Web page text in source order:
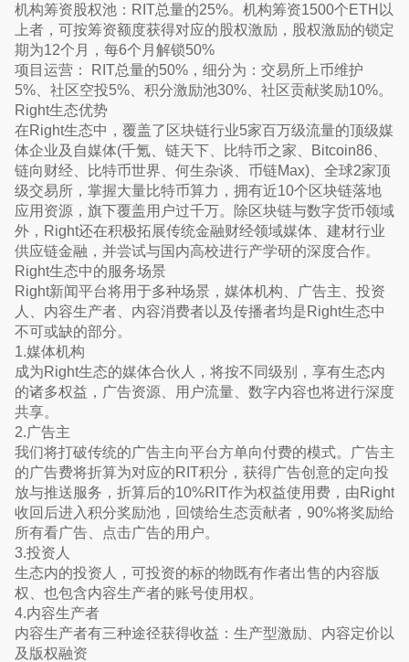
机构筹资股权池：RIT总量的25%。机构筹资1500个ETH以
上者，可按筹资额度获得对应的股权激励，股权激励的锁定
期为12个月，每6个月解锁50%
项目运营： RIT总量的50%，细分为：交易所上币维护
5%、社区空投5%、积分激励池30%、社区贡献奖励10%。
Right生态优势
在Right生态中，覆盖了区块链行业5家百万级流量的顶级媒
体企业及自媒体(千氪、链天下、比特币之家、Bitcoin86、
链向财经、比特币世界、何生杂谈、币链Max)、全球2家顶
级交易所，掌握大量比特币算力，拥有近10个区块链落地
应用资源，旗下覆盖用户过千万。除区块链与数字货币领域
外，Right还在积极拓展传统金融财经领域媒体、建材行业
供应链金融，并尝试与国内高校进行产学研的深度合作。
Right生态中的服务场景
Right新闻平台将用于多种场景，媒体机构、广告主、投资
人、内容生产者、内容消费者以及传播者均是Right生态中
不可或缺的部分。
1.媒体机构
成为Right生态的媒体合伙人，将按不同级别，享有生态内
的诸多权益，广告资源、用户流量、数字内容也将进行深度
共享。
2.广告主
我们将打破传统的广告主向平台方单向付费的模式。广告主
的广告费将折算为对应的RIT积分，获得广告创意的定向投
放与推送服务，折算后的10%RIT作为权益使用费，由Right
收回后进入积分奖励池，回馈给生态贡献者，90%将奖励给
所有看广告、点击广告的用户。
3.投资人
生态内的投资人，可投资的标的物既有作者出售的内容版
权、也包含内容生产者的账号使用权。
4.内容生产者
内容生产者有三种途径获得收益：生产型激励、内容定价以
及版权融资